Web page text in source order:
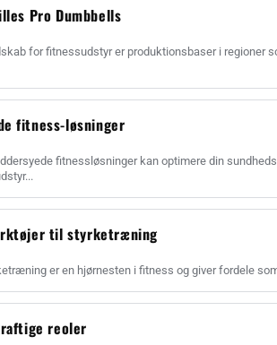
Pro Dumbbells
for fitnessudstyr er produktionsbaser i regioner
fitness-løsninger
fitnessløsninger kan optimere din
til styrketræning
er en hjørnesten i fitness og giver fordele
reoler